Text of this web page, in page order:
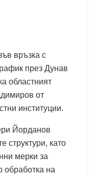
връзка с
през Дунав
областният
от
институции.
Йорданов
структури, като
мерки за
обработка на